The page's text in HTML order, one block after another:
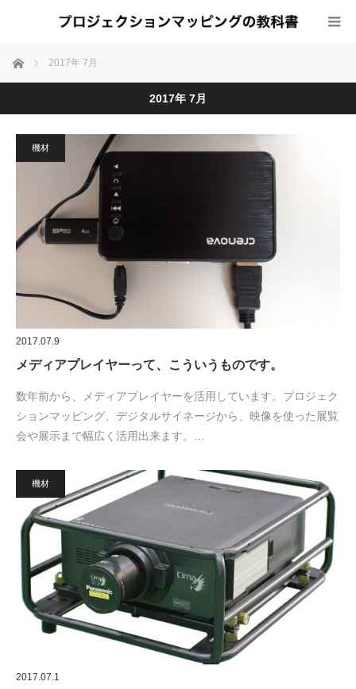
ホーム 2017年 7月
2017年 7月
機材
2017.07.9
メディアプレイヤーって、こういうものです。
数年前から、メディアプレイヤーを活用しています。プロジェク
ションマッピング、デジタルサイネージから、映像を使った展覧
会や展示まで幅広く活用出来ます。…
機材
2017.07.1